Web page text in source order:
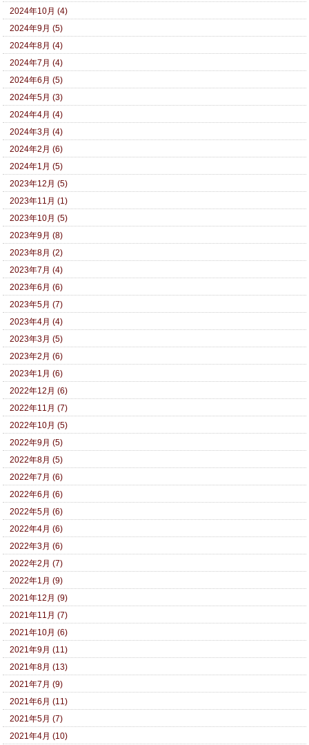
2024年10月 (4)
2024年9月 (5)
2024年8月 (4)
2024年7月 (4)
2024年6月 (5)
2024年5月 (3)
2024年4月 (4)
2024年3月 (4)
2024年2月 (6)
2024年1月 (5)
2023年12月 (5)
2023年11月 (1)
2023年10月 (5)
2023年9月 (8)
2023年8月 (2)
2023年7月 (4)
2023年6月 (6)
2023年5月 (7)
2023年4月 (4)
2023年3月 (5)
2023年2月 (6)
2023年1月 (6)
2022年12月 (6)
2022年11月 (7)
2022年10月 (5)
2022年9月 (5)
2022年8月 (5)
2022年7月 (6)
2022年6月 (6)
2022年5月 (6)
2022年4月 (6)
2022年3月 (6)
2022年2月 (7)
2022年1月 (9)
2021年12月 (9)
2021年11月 (7)
2021年10月 (6)
2021年9月 (11)
2021年8月 (13)
2021年7月 (9)
2021年6月 (11)
2021年5月 (7)
2021年4月 (10)